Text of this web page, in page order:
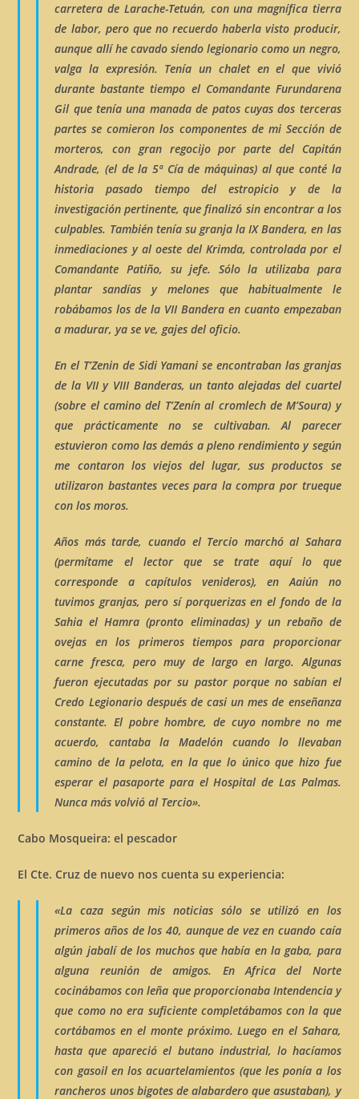
carretera de Larache-Tetuán, con una magnífica tierra
de labor, pero que no recuerdo haberla visto producir,
aunque allí he cavado siendo legionario como un negro,
valga la expresión. Tenía un chalet en el que vivió
durante bastante tiempo el Comandante Furundarena
Gil que tenía una manada de patos cuyas dos terceras
partes se comieron los componentes de mi Sección de
morteros, con gran regocijo por parte del Capitán
Andrade, (el de la 5ª Cía de máquinas) al que conté la
historia pasado tiempo del estropicio y de la
investigación pertinente, que finalizó sin encontrar a los
culpables. También tenía su granja la IX Bandera, en las
inmediaciones y al oeste del Krimda, controlada por el
Comandante Patiño, su jefe. Sólo la utilizaba para
plantar sandías y melones que habitualmente le
robábamos los de la VII Bandera en cuanto empezaban
a madurar, ya se ve, gajes del oficio.
En el T’Zenin de Sidi Yamani se encontraban las granjas
de la VII y VIII Banderas, un tanto alejadas del cuartel
(sobre el camino del T’Zenín al cromlech deM’Soura) y
que prácticamente no se cultivaban. Al parecer
estuvieron como las demás a pleno rendimiento y según
me contaron los viejos del lugar, sus productos se
utilizaron bastantes veces para la compra por trueque
con los moros.
Años más tarde, cuando el Tercio marchó al Sahara
(permítame el lector que se trate aquí lo que
corresponde a capítulos venideros), enAaiúnno
tuvimos granjas, pero sí porquerizasen el fondo de la
Sahia el Hamra (pronto eliminadas) y un rebaño de
ovejas en los primeros tiempos para proporcionar
carne fresca, pero muy de largo en largo. Algunas
fueron ejecutadas por su pastor porque no sabían el
Credo Legionario después de casi un mes de enseñanza
constante. El pobre hombre, de cuyo nombre no me
acuerdo, cantaba la Madelón cuando lo llevaban
camino de lapelota, en la que lo único que hizo fue
esperar el pasaporte para el Hospital de Las Palmas.
Nunca más volvió al Tercio».
Cabo Mosqueira: el pescador
El Cte. Cruz de nuevo nos cuenta su experiencia:
«Lacaza según mis noticias sólo se utilizó en los
primeros años de los 40, aunque de vez en cuando caía
algún jabalí de los muchos que había en la gaba, para
alguna reunión de amigos. En Africa del Norte
cocinábamos con leña que proporcionaba Intendencia y
que como no era suficiente completábamos con la que
cortábamos en el monte próximo. Luego en el Sahara,
hasta que apareció el butano industrial, lo hacíamos
con gasoil en los acuartelamientos (que les ponía a los
rancheros unos bigotes de alabardero que asustaban), y